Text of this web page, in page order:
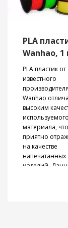
общее
печати.
работе
без
что
шум и
процесс
детализацией
точкам
Сверхбыстрая
скорость для
принтера
Print Farm:
управление
несколькими
принтерами
WLAN
PLA
Wanhao, 1
PLA пластик от
известного
производителя
Wanhao
высоким
используемого
материала, что
приятно
на качестве
напечатанных
изделий.